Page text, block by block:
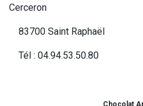
Cerceron
83700 Saint Raphaël
Tél : 04.94.53.50.80
Chocolat